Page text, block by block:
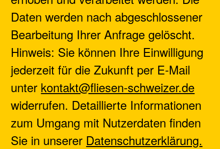
Daten werden nach abgeschlossener
Bearbeitung Ihrer Anfrage gelöscht.
Hinweis: Sie können Ihre Einwilligung
jederzeit für die Zukunft per E-Mail
unter kontakt@fliesen-schweizer.de
widerrufen. Detaillierte Informationen
zum Umgang mit Nutzerdaten finden
Sie in unserer Datenschutzerklärung.